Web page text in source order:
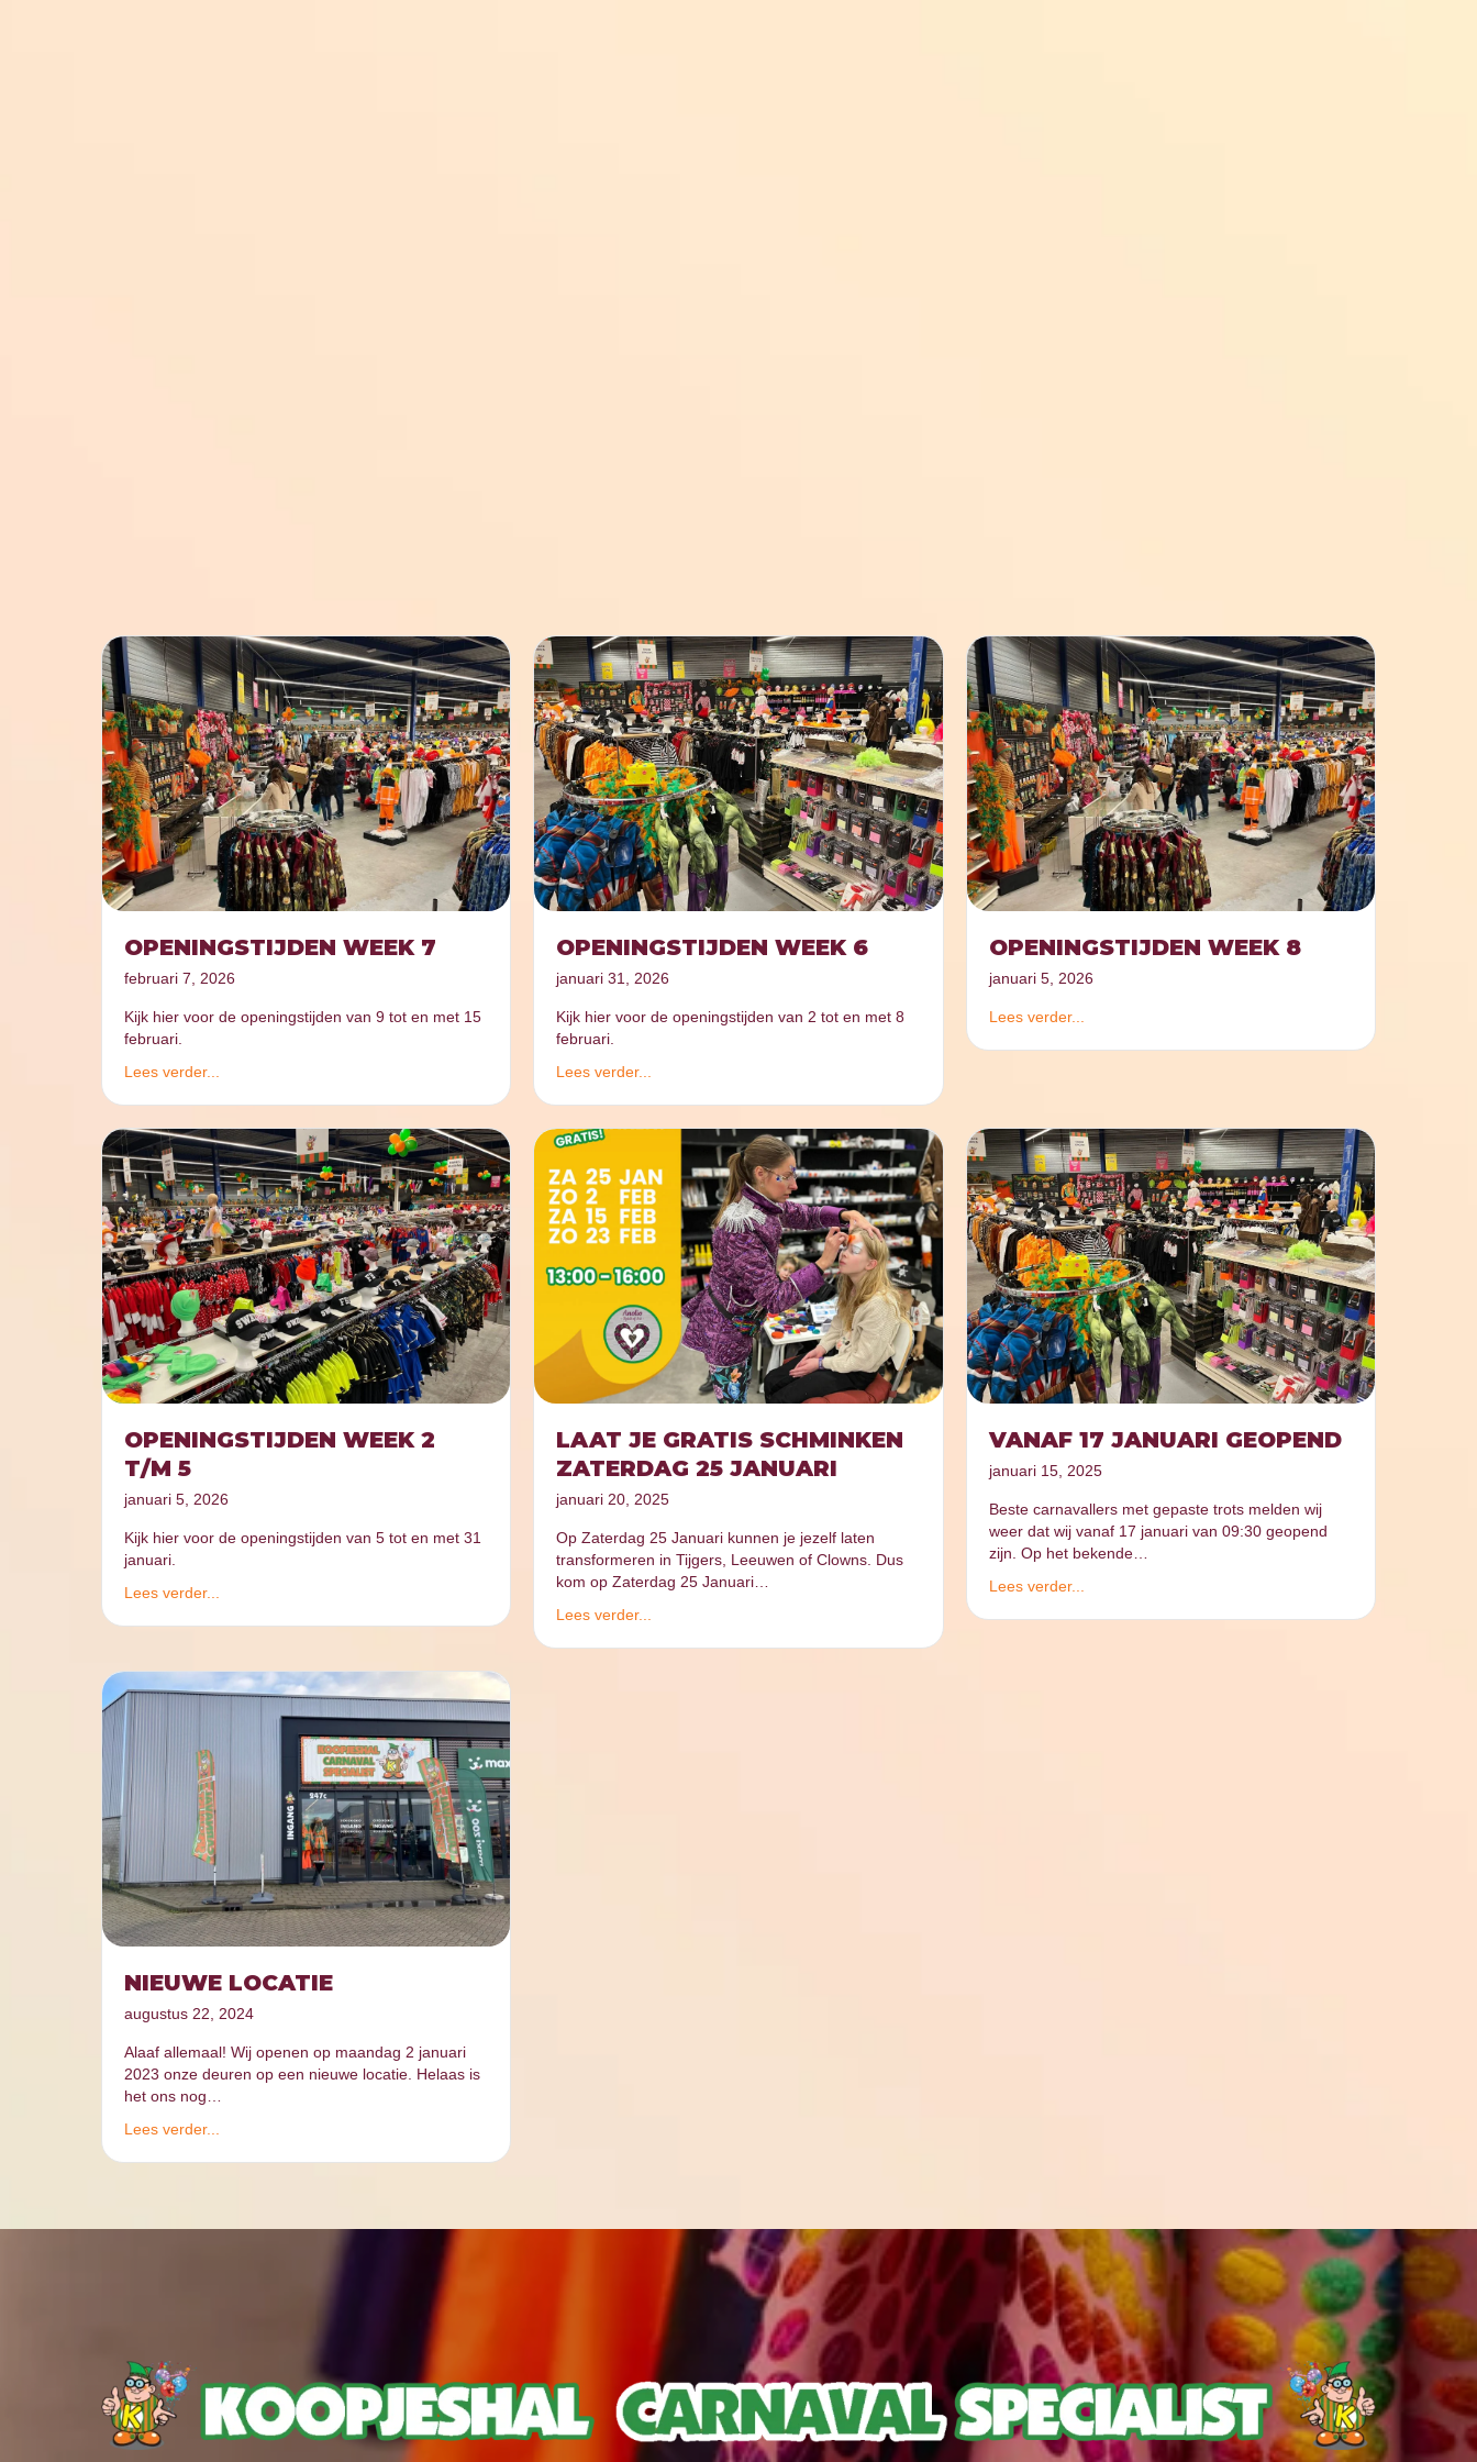
OPENINGSTIJDEN WEEK 7
februari 7, 2026
Kijk hier voor de openingstijden van 9 tot en met 15
februari.
Lees verder...
OPENINGSTIJDEN WEEK 6
januari 31, 2026
Kijk hier voor de openingstijden van 2 tot en met 8
februari.
Lees verder...
OPENINGSTIJDEN WEEK 8
januari 5, 2026
Lees verder...
OPENINGSTIJDEN WEEK 2
T/M 5
januari 5, 2026
Kijk hier voor de openingstijden van 5 tot en met 31
januari.
Lees verder...
LAAT JE GRATIS SCHMINKEN
ZATERDAG 25 JANUARI
januari 20, 2025
Op Zaterdag 25 Januari kunnen je jezelf laten
transformeren in Tijgers, Leeuwen of Clowns. Dus
kom op Zaterdag 25 Januari…
Lees verder...
VANAF 17 JANUARI GEOPEND
januari 15, 2025
Beste carnavallers met gepaste trots melden wij
weer dat wij vanaf 17 januari van 09:30 geopend
zijn. Op het bekende…
Lees verder...
NIEUWE LOCATIE
augustus 22, 2024
Alaaf allemaal! Wij openen op maandag 2 januari
2023 onze deuren op een nieuwe locatie. Helaas is
het ons nog…
Lees verder...